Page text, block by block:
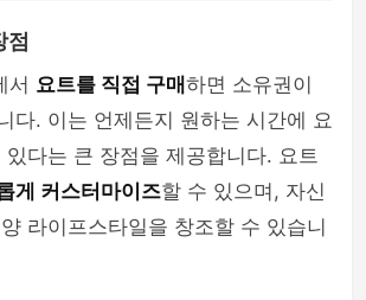
점
서 요트를 직접 구매하면 소유권이
다. 이는 언제든지 원하는 시간에 요
있다는 큰 장점을 제공합니다. 요트
게 커스터마이즈할 수 있으며, 자신
라이프스타일을 창조할 수 있습니